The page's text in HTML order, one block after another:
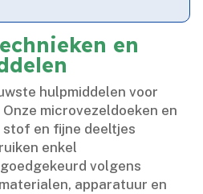
en
hulpmiddelen voor
microvezeldoeken en
stof en fijne deeltjes
enkel
volgens
apparatuur en